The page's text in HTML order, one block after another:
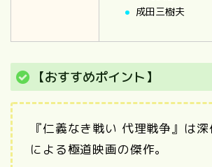
成田三樹夫
【おすすめポイント】
『仁義なき戦い 代理戦争』は
による極道映画の傑作。